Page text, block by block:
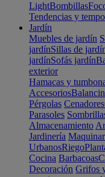
LightBombillas
Tendencias y
Jardín
Muebles de jardín
jardínSillas de
jardínSofás jardín
exterior
Hamacas y
Accesorios
Pérgolas Cenadores
Parasoles
Almacenamiento
Jardinería
UrbanosRiego
Cocina Barbacoas
Decoración Grifos